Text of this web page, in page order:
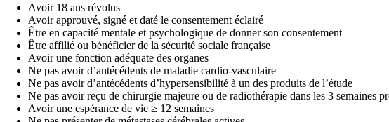
Avoir 18 ans révolus
Avoir approuvé, signé et daté le consentement éclairé
Être en capacité mentale et psychologique de donner son consentement
Être affilié ou bénéficier de la sécurité sociale française
Avoir une fonction adéquate des organes
Ne pas avoir d’antécédents de maladie cardio-vasculaire
Ne pas avoir d’antécédents d’hypersensibilité à un des produits de l’étude
Ne pas avoir reçu de chirurgie majeure ou de radiothérapie dans les 3 semaines
Avoir une espérance de vie ≥ 12 semaines